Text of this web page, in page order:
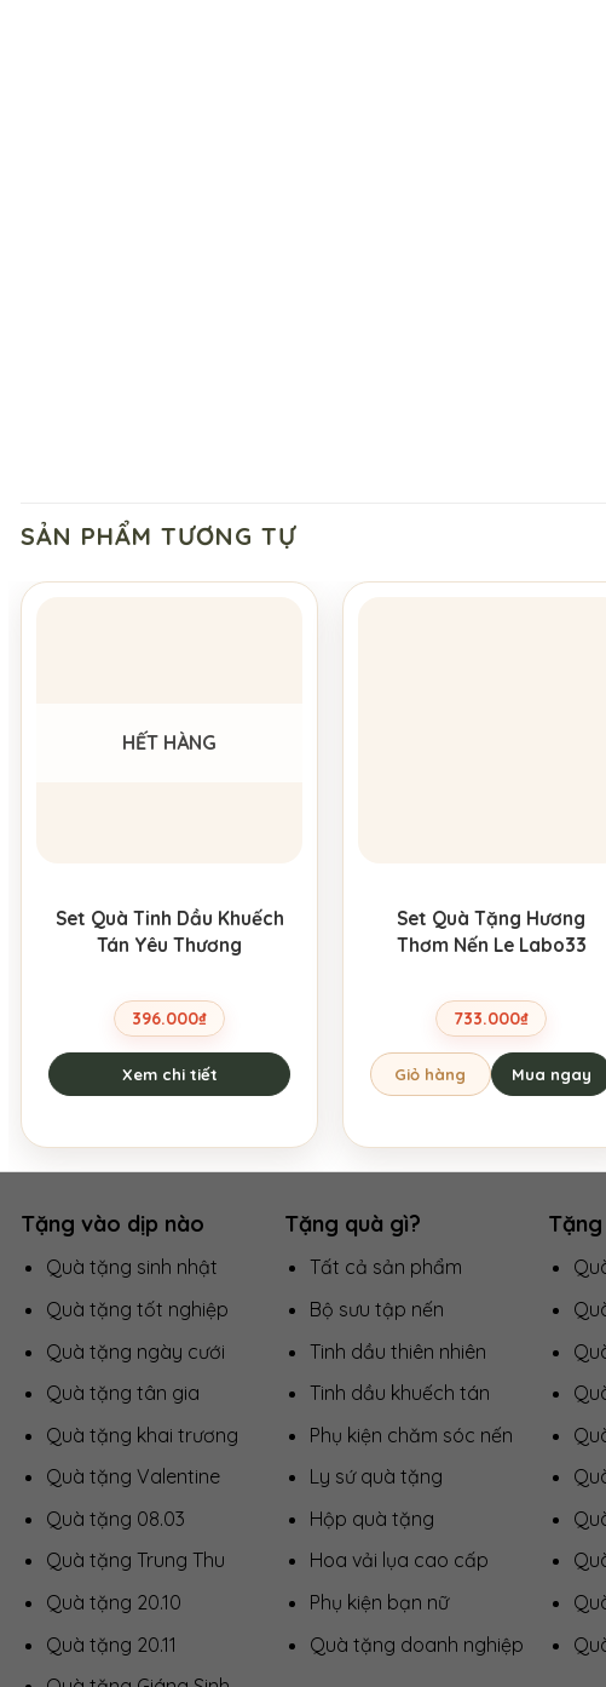
SẢN PHẨM TƯƠNG TỰ
HẾT HÀNG
Set Quà Tinh Dầu Khuếch
Tán Yêu Thương
396.000₫
Xem chi tiết
Set Quà Tặng Hương
Thơm Nến Le Labo33
733.000₫
Giỏ hàng Mua ngay
Tặng vào dịp nào
Quà tặng sinh nhật
Quà tặng tốt nghiệp
Quà tặng ngày cưới
Quà tặng tân gia
Quà tặng khai trương
Quà tặng Valentine
Quà tặng 08.03
Quà tặng Trung Thu
Quà tặng 20.10
Quà tặng 20.11
Tặng quà gì?
Tất cả sản phẩm
Bộ sưu tập nến
Tinh dầu thiên nhiên
Tinh dầu khuếch tán
Phụ kiện chăm sóc nến
Ly sứ quà tặng
Hộp quà tặng
Hoa vải lụa cao cấp
Phụ kiện bạn nữ
Quà tặng doanh nghiệp